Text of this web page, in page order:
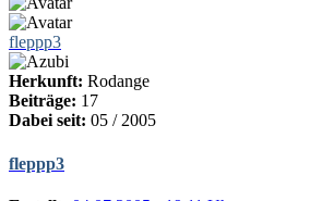
fleppp3
Herkunft: Rodange
Beiträge: 17
Dabei seit: 05 / 2005
fleppp3